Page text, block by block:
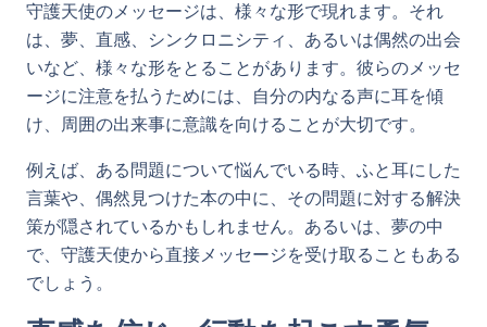
守護天使のメッセージは、様々な形で現れます。それ
は、夢、直感、シンクロニシティ、あるいは偶然の出会
いなど、様々な形をとることがあります。彼らのメッセ
ージに注意を払うためには、自分の内なる声に耳を傾
け、周囲の出来事に意識を向けることが大切です。
例えば、ある問題について悩んでいる時、ふと耳にした
言葉や、偶然見つけた本の中に、その問題に対する解決
策が隠されているかもしれません。あるいは、夢の中
で、守護天使から直接メッセージを受け取ることもある
でしょう。